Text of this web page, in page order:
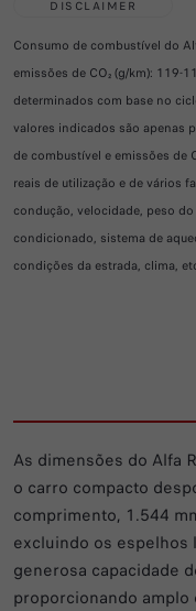
DISCLAIMER
Consumo de combustível do
emissões de CO₂ (g/km): 119-
determinados com base no
valores indicados são apenas
de combustível e emissões de
reais de utilização e de vários
condução, velocidade, peso
condicionado, sistema de
condições da estrada, clima,
As dimensões do Alfa
o carro compacto
comprimento, 1.544
excluindo os espelhos
generosa capacidade
proporcionando amplo